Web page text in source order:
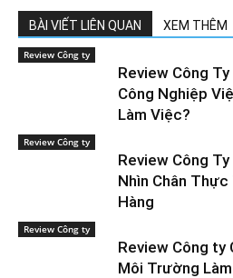
BÀI VIẾT LIÊN QUAN XEM THÊM
Review Công ty
Review Công
Công Nghiệp
Làm Việc?
Review Công ty
Review Công
Nhìn Chân
Hàng
Review Công ty
Review Công ty
Môi Trường